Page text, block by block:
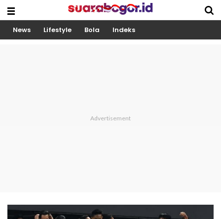
News Lifestyle Bola Indeks